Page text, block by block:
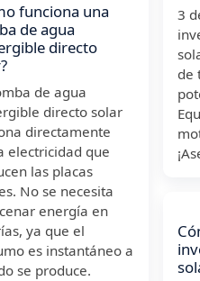
funciona una
de agua
directo
de agua
directo solar
directamente
electricidad que
las placas
No se necesita
energía en
ya que el
es instantáneo a
se produce.
3
de